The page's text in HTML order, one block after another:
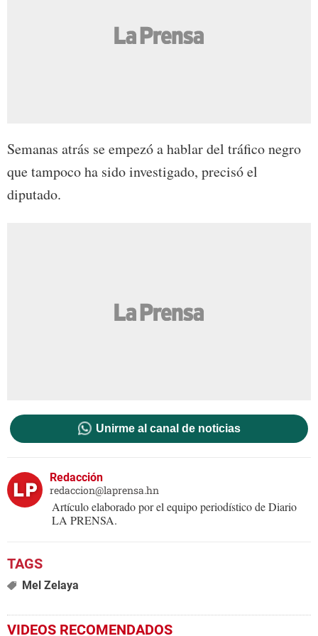
Semanas atrás se empezó a hablar del tráfico negro
que tampoco ha sido investigado, precisó el
diputado.
Unirme al canal de noticias
Redacción
redaccion@laprensa.hn
Artículo elaborado por el equipo periodístico de Diario
LA PRENSA.
Mel Zelaya
VIDEOS RECOMENDADOS